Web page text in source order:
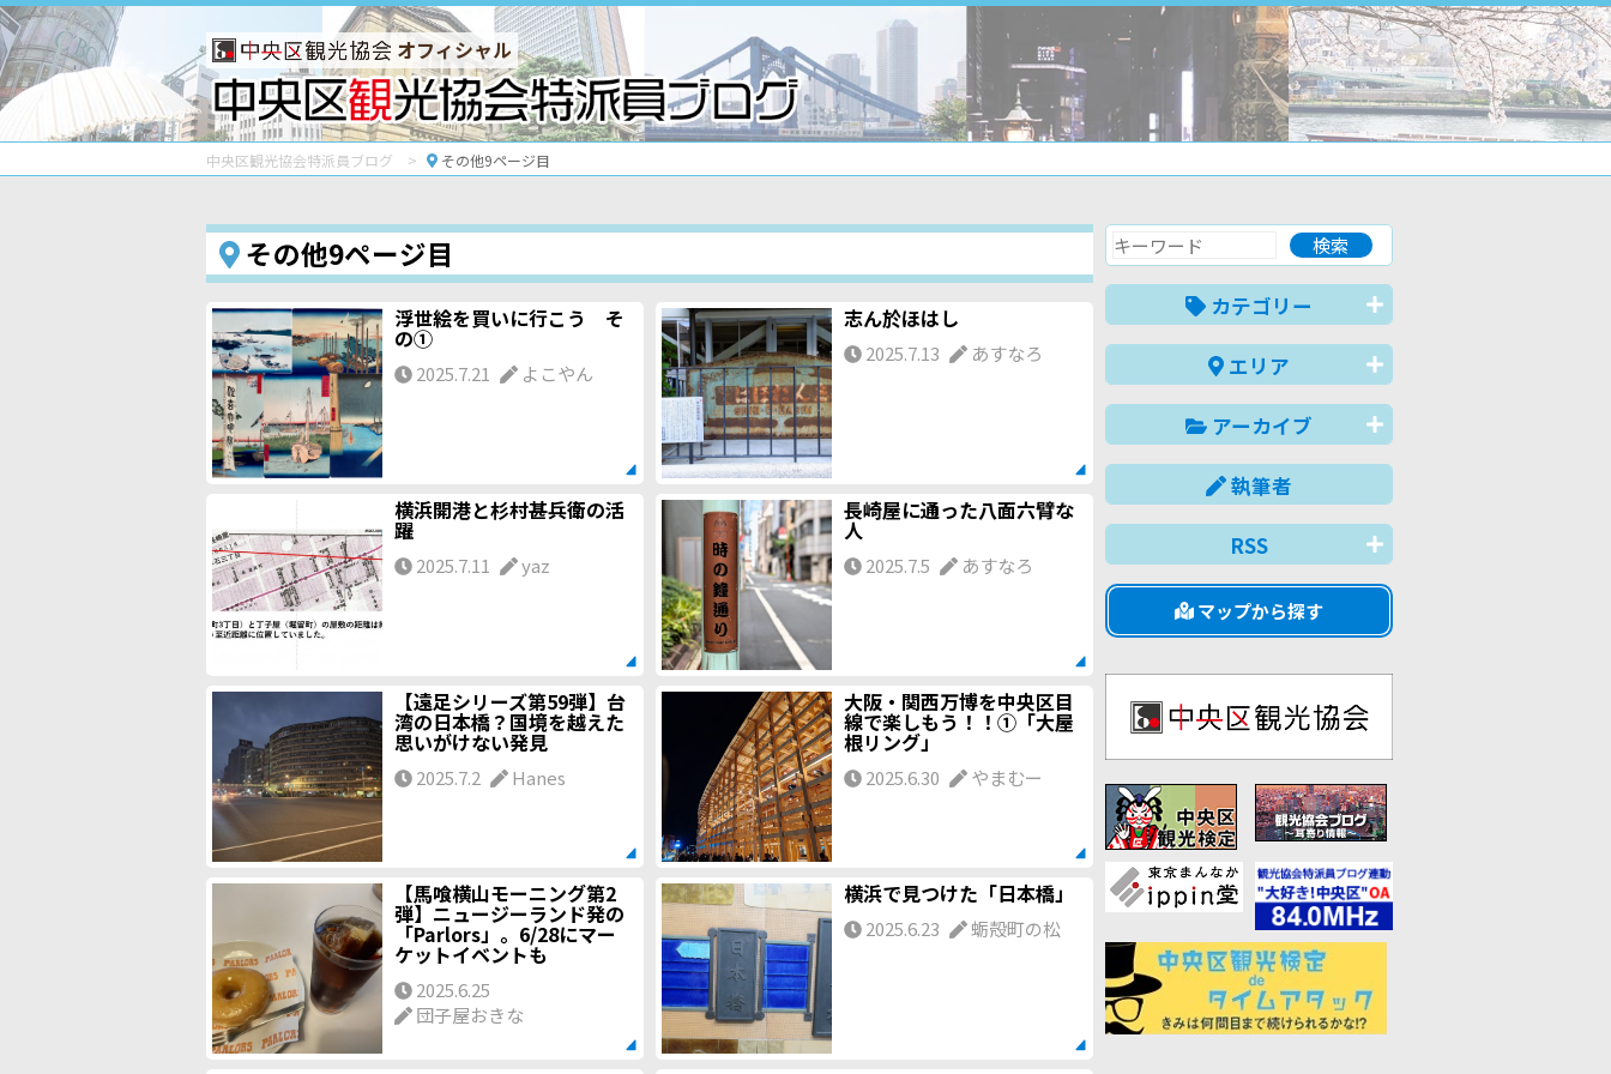
オフィシャル
中央区観光協会特派員ブログ その他9ページ目
その他9ページ目
浮世絵を買いに行こう そ
の①
2025.7.21 よこやん
志ん於ほはし
2025.7.13 あすなろ
横浜開港と杉村甚兵衛の活
躍
2025.7.11 yaz
長崎屋に通った八面六臂な
人
2025.7.5 あすなろ
【遠足シリーズ第59弾】台
湾の日本橋？国境を越えた
思いがけない発見
2025.7.2 Hanes
大阪・関西万博を中央区目
線で楽しもう！！①「大屋
根リング」
2025.6.30 やまむー
【馬喰横山モーニング第2
弾】ニュージーランド発の
「Parlors」。6/28にマー
ケットイベントも
2025.6.25
団子屋おきな
横浜で見つけた「日本橋」
2025.6.23 蛎殻町の松
カテゴリー
エリア
アーカイブ
執筆者
RSS
マップから探す